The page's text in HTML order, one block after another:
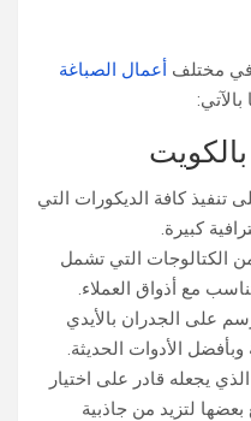
في مختلف أعمال الصباغة
كافة الديكورات التي
كبيرة.
الكتالوجات التي تشمل
مع أذواق العملاء.
على الجدران بالأيدي
وبأفضل الأدوات الحديثة.
يجعله قادر على اختيار
لتزيد من جاذبية